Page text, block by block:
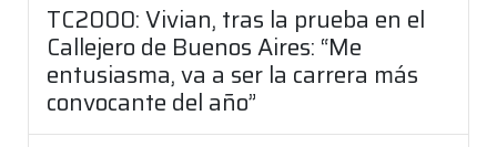
TC2000: Vivian, tras la prueba en el
Callejero de Buenos Aires: “Me
entusiasma, va a ser la carrera más
convocante del año”